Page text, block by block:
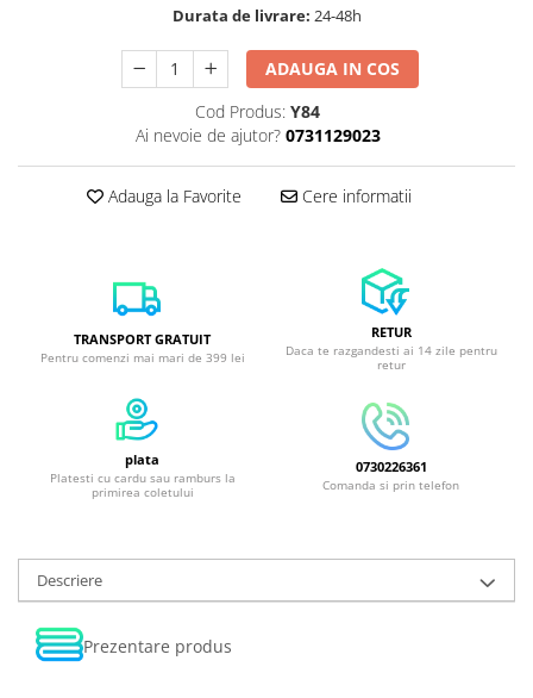
Durata de livrare: 24-48h
ADAUGA IN COS
Cod Produs: Y84
Ai nevoie de ajutor? 0731129023
Adauga la Favorite Cere informatii
TRANSPORT GRATUIT
Pentru comenzi mai mari de 399 lei
RETUR
Daca te razgandesti ai 14 zile pentru
retur
plata
Platesti cu cardu sau ramburs la
primirea coletului
0730226361
Comanda si prin telefon
Descriere
Prezentare produs